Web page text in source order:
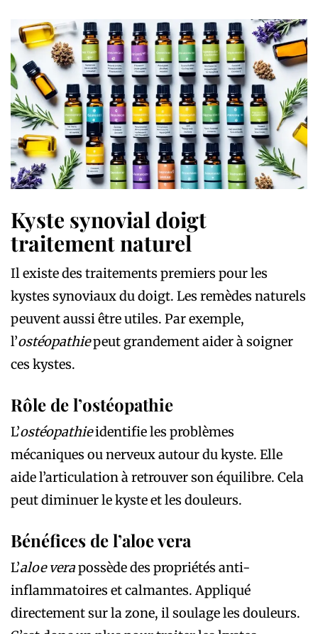
Kyste synovial doigt
traitement naturel
Il existe des traitements premiers pour les
kystes synoviaux du doigt. Les remèdes naturels
peuvent aussi être utiles. Par exemple,
l’ostéopathiepeut grandement aider à soigner
ces kystes.
Rôle de l’ostéopathie
L’ostéopathieidentifie les problèmes
mécaniques ou nerveux autour du kyste. Elle
aide l’articulation à retrouver son équilibre. Cela
peut diminuer le kyste et les douleurs.
Bénéfices de l’aloe vera
L’aloe verapossède des propriétés anti-
inflammatoires et calmantes. Appliqué
directement sur la zone, il soulage les douleurs.